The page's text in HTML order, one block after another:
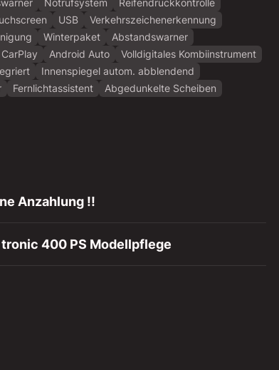
USB
Verkehrszeichenerkennung
Winterpaket
Abstandswarner
Android Auto
Volldigitales Kombiinstrument
Innenspiegel autom. abblendend
Fernlichtassistent
Abgedunkelte Scheiben
Anzahlung !!
400 PS Modellpflege